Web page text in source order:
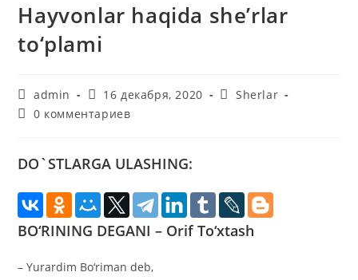
Hayvonlar haqida she’rlar
to‘plami
Автор
записи:
admin
Запись
опубликована:
16 декабря, 2020
Рубрика
Sherlar
Комментарии
0 комментариев
DO`STLARGA ULASHING:
BO‘RINING DEGANI – Orif To‘xtash
– Yurardim Bo‘riman deb,